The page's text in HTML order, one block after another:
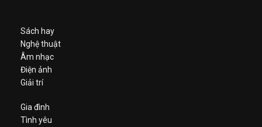
Sách hay
Nghệ thuật
Âm nhạc
Điện ảnh
Giải trí
Gia đình
Tình yêu